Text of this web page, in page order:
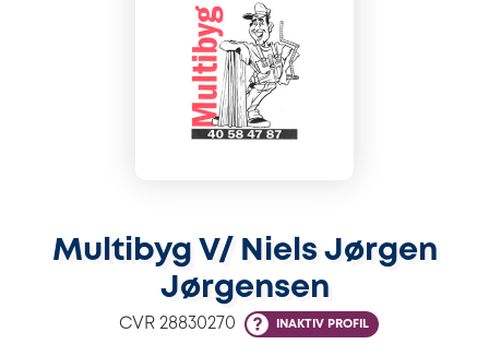
Multibyg V/ Niels Jørgen
Jørgensen
CVR 28830270 INAKTIV PROFIL